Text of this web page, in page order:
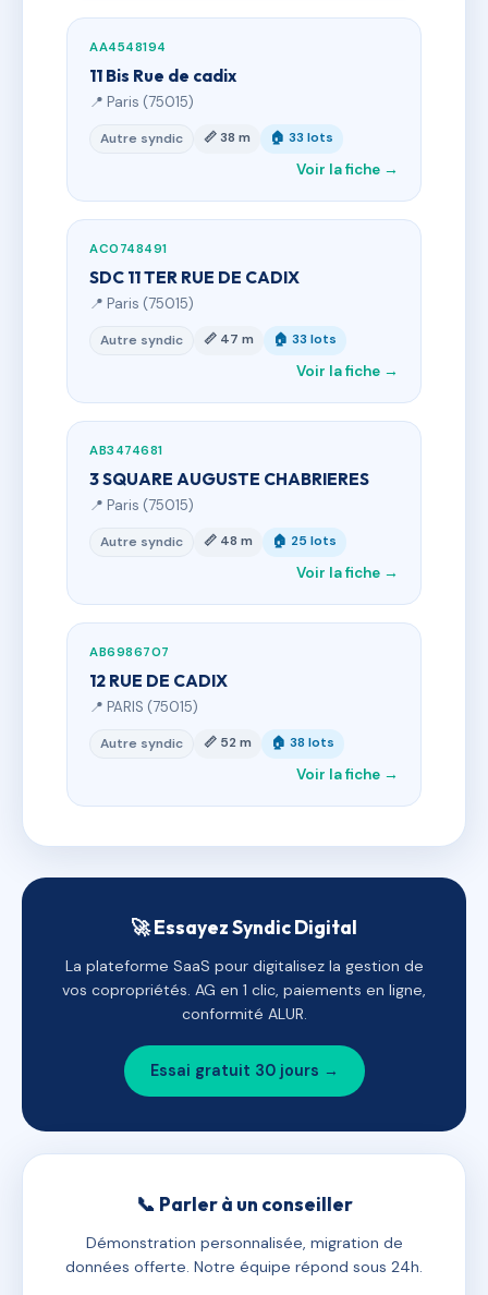
AA4548194
11 Bis Rue de cadix
📍 Paris (75015)
Autre syndic 📏 38 m 🏠 33 lots
Voir la fiche →
AC0748491
SDC 11 TER RUE DE CADIX
📍 Paris (75015)
Autre syndic 📏 47 m 🏠 33 lots
Voir la fiche →
AB3474681
3 SQUARE AUGUSTE CHABRIERES
📍 Paris (75015)
Autre syndic 📏 48 m 🏠 25 lots
Voir la fiche →
AB6986707
12 RUE DE CADIX
📍 PARIS (75015)
Autre syndic 📏 52 m 🏠 38 lots
Voir la fiche →
🚀 Essayez Syndic Digital
La plateforme SaaS pour digitalisez la gestion de
vos copropriétés. AG en 1 clic, paiements en ligne,
conformité ALUR.
Essai gratuit 30 jours →
📞 Parler à un conseiller
Démonstration personnalisée, migration de
données offerte. Notre équipe répond sous 24h.